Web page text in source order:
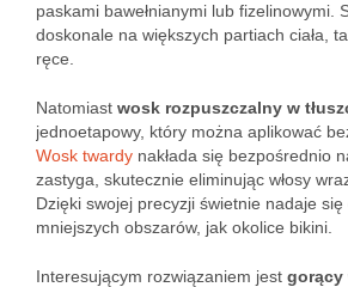
paskami bawełnianymi lub fizelinowymi.
doskonale na większych partiach ciała,
ręce.
Natomiast wosk rozpuszczalny w
jednoetapowy, który można aplikować
Wosk twardy nakłada się bezpośrednio
zastyga, skutecznie eliminując włosy
Dzięki swojej precyzji świetnie nadaje
mniejszych obszarów, jak okolice bikini.
Interesującym rozwiązaniem jest gorący